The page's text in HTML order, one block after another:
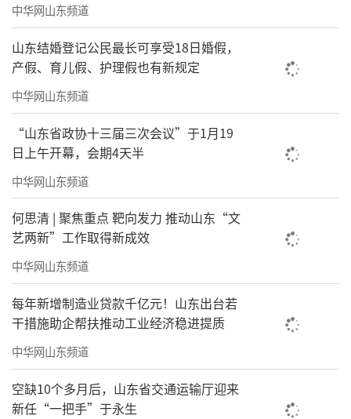
中华网山东频道
山东结婚登记公民最长可享受18日婚假，
产假、育儿假、护理假也有新规定
中华网山东频道
“山东省政协十三届三次会议”于1月19
日上午开幕，会期4天半
中华网山东频道
何思清 | 聚焦重点 靶向发力 推动山东“文
艺两新”工作取得新成效
中华网山东频道
每年新增制造业贷款千亿元！山东出台若
干措施助企帮扶推动工业经济稳进提质
中华网山东频道
空缺10个多月后，山东省交通运输厅迎来
新任“一把手”于永生